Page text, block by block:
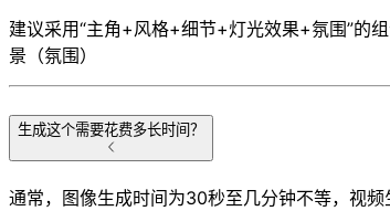
建议采用“主角+风格+细节+灯光效果+氛围”的
景（氛围）
生成这个需要花费多长时间？
通常，图像生成时间为30秒至几分钟不等，视